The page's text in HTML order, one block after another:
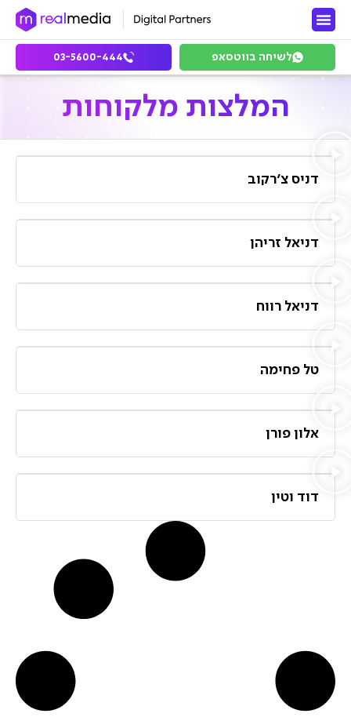
לשיחה בווטסאפ 03-5600-444
המלצות מלקוחות
דניס צ׳רקוב
דניאל זריהן
דניאל רווח
טל פחימה
אלון פורן
דוד וטין